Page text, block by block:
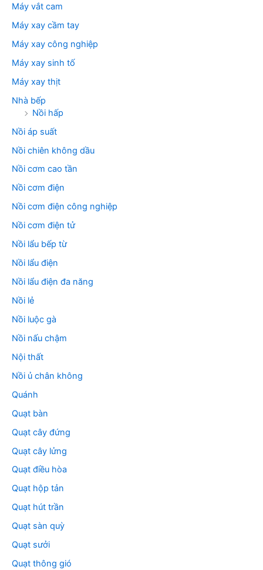
Máy vắt cam
Máy xay cầm tay
Máy xay công nghiệp
Máy xay sinh tố
Máy xay thịt
Nhà bếp
Nồi hấp
Nồi áp suất
Nồi chiên không dầu
Nồi cơm cao tần
Nồi cơm điện
Nồi cơm điện công nghiệp
Nồi cơm điện tử
Nồi lẩu bếp từ
Nồi lẩu điện
Nồi lẩu điện đa năng
Nồi lẻ
Nồi luộc gà
Nồi nấu chậm
Nội thất
Nồi ủ chân không
Quánh
Quạt bàn
Quạt cây đứng
Quạt cây lửng
Quạt điều hòa
Quạt hộp tản
Quạt hút trần
Quạt sàn quỳ
Quạt sưởi
Quạt thông gió